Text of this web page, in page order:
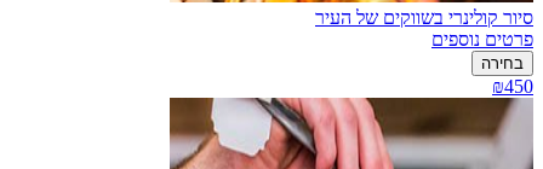
סיור קולינרי בשווקים של העיר
פרטים נוספים
בחירה
₪450